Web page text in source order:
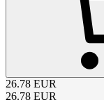
26.78 EUR
26.78 EUR